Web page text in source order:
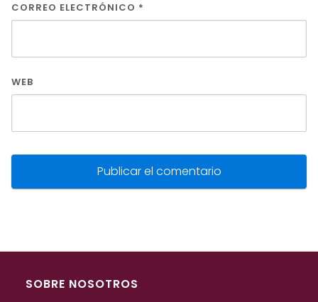
CORREO ELECTRÓNICO *
WEB
SOBRE NOSOTROS